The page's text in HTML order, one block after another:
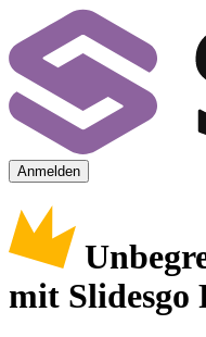
Anmelden
mit Slidesgo